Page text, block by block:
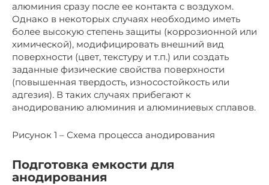
алюминия сразу после ее контакта с воздухом.
Однако в некоторых случаях необходимо иметь
более высокую степень защиты (коррозионной или
химической), модифицировать внешний вид
поверхности (цвет, текстуру и т.п.) или создать
заданные физические свойства поверхности
(повышенная твердость, износостойкость или
адгезия). В таких случаях прибегают к
анодированию алюминия и алюминиевых сплавов.
Рисунок 1 – Схема процесса анодирования
Подготовка емкости для
анодирования